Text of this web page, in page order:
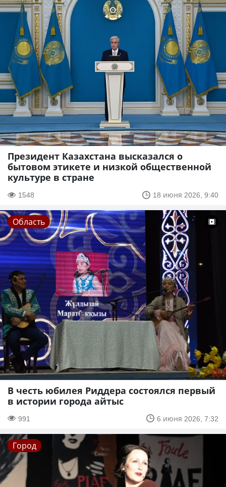
Президент Казахстана высказался о
бытовом этикете и низкой общественной
культуре в стране
1548 18 июня 2026, 9:40
Область
В честь юбилея Риддера состоялся первый
в истории города айтыс
991 6 июня 2026, 7:32
Город